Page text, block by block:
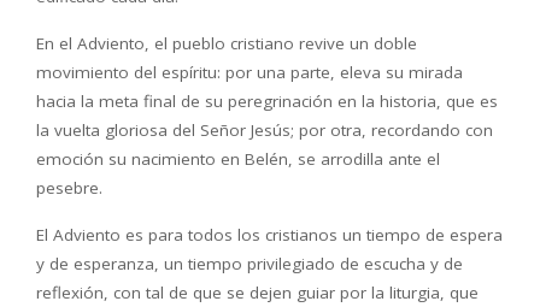
En el Adviento, el pueblo cristiano revive un doble
movimiento del espíritu: por una parte, eleva su mirada
hacia la meta final de su peregrinación en la historia, que es
la vuelta gloriosa del Señor Jesús; por otra, recordando con
emoción su nacimiento en Belén, se arrodilla ante el
pesebre.
El Adviento es para todos los cristianos un tiempo de espera
y de esperanza, un tiempo privilegiado de escucha y de
reflexión, con tal de que se dejen guiar por la liturgia, que